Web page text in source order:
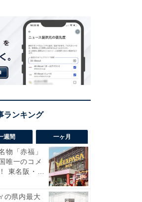
週間 一ヶ月
物「赤福」
唯一のコメ
東名阪・
の県内最大